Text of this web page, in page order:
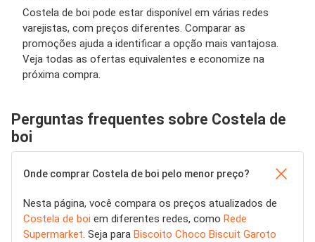
Costela de boi pode estar disponível em várias redes
varejistas, com preços diferentes. Comparar as
promoções ajuda a identificar a opção mais vantajosa.
Veja todas as ofertas equivalentes e economize na
próxima compra.
Perguntas frequentes sobre Costela de
boi
Onde comprar Costela de boi pelo menor preço?
Nesta página, você compara os preços atualizados de
Costela de boi em diferentes redes, como Rede
Supermarket . Seja para Biscoito Choco Biscuit Garoto